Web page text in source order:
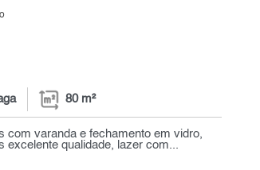
80 m²
com varanda e fechamento em vidro,
excelente qualidade, lazer com...